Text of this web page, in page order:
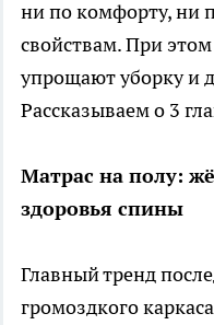
ни по комфорту, ни
свойствам. При
упрощают уборку и
Рассказываем о 3
Матрас на полу:
здоровья спины
Главный тренд
громоздкого